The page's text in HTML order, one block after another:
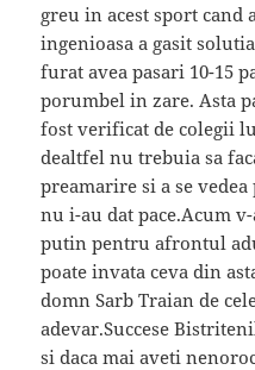
greu in acest sport cand
ingenioasa a gasit
furat avea pasari 10-15
porumbel in zare. Asta
fost verificat de colegii
dealtfel nu trebuia sa
preamarire si a se
nu i-au dat pace.Acum
putin pentru afrontul
poate invata ceva din
domn Sarb Traian de
adevar.Succese
si daca mai aveti